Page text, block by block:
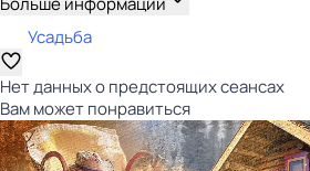
Усадьба
Нет данных о предстоящих сеансах
Вам может понравиться